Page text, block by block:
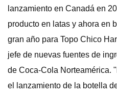
lanzamiento en Canadá en
producto en latas y ahora en
gran año para Topo Chico
jefe de nuevas fuentes de
de Coca-Cola Norteamérica.
el lanzamiento de la botella